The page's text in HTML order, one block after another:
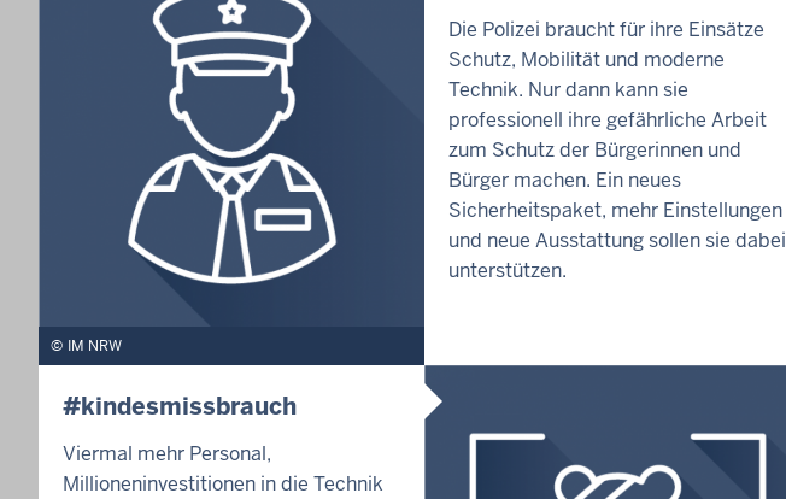
IM NRW
Die Polizei braucht für ihre Einsätze
Schutz, Mobilität und moderne
Technik. Nur dann kann sie
professionell ihre gefährliche Arbeit
zum Schutz der Bürgerinnen und
Bürger machen. Ein neues
Sicherheitspaket, mehr Einstellungen
und neue Ausstattung sollen sie dabei
unterstützen.
#kindesmissbrauch
Viermal mehr Personal,
Millioneninvestitionen in die Technik